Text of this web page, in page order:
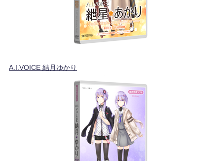
A.I.VOICE 結月ゆかり